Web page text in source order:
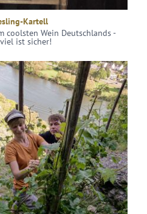
Kartell
coolsten Wein Deutschlands -
ist sicher!